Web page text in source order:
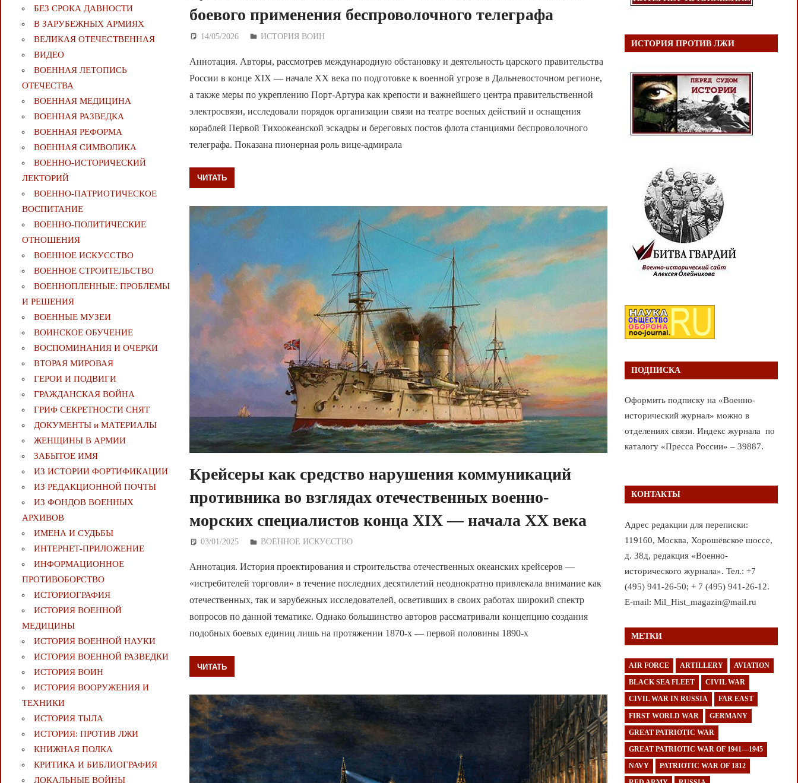
боевого применения беспроволочного телеграфа
14/05/2026 Дежурный по Редакции
ИСТОРИЯ ВОИН
Аннотация. Авторы, рассмотрев международную обстановку и деятельность царского правительства
России в конце XIX — начале XX века по подготовке к военной угрозе в Дальневосточном регионе,
а также меры по укреплению Порт-Артура как крепости и важнейшего центра правительственной
электросвязи, исследовали порядок организации связи на театре военых действий и оснащения
кораблей Первой Тихоокеанской эскадры и береговых постов флота станциями беспроволочного
телеграфа. Показана пионерная роль вице-адмирала
ЧИТАТЬ
Крейсеры как средство нарушения коммуникаций
противника во взглядах отечественных военно-
морских специалистов конца XIX — начала ХХ века
03/01/2025 Дежурный по Редакции
ВОЕННОЕ ИСКУССТВО
Аннотация. История проектирования и строительства отечественных океанских крейсеров —
«истребителей торговли» в течение последних десятилетий неоднократно привлекала внимание как
отечественных, так и зарубежных исследователей, осветивших в своих работах широкий спектр
вопросов по данной тематике. Однако большинство авторов рассматривали концепцию создания
подобных боевых единиц лишь на протяжении 1870-х — первой половины 1890-х
ЧИТАТЬ
БЕЗ СРОКА ДАВНОСТИ
В ЗАРУБЕЖНЫХ АРМИЯХ
ВЕЛИКАЯ ОТЕЧЕСТВЕННАЯ
ВИДЕО
ВОЕННАЯ ЛЕТОПИСЬ
ОТЕЧЕСТВА
ВОЕННАЯ МЕДИЦИНА
ВОЕННАЯ РАЗВЕДКА
ВОЕННАЯ РЕФОРМА
ВОЕННАЯ СИМВОЛИКА
ВОЕННО-ИСТОРИЧЕСКИЙ
ЛЕКТОРИЙ
ВОЕННО-ПАТРИОТИЧЕСКОЕ
ВОСПИТАНИЕ
ВОЕННО-ПОЛИТИЧЕСКИE
ОТНОШЕНИЯ
ВОЕННОЕ ИСКУССТВО
ВОЕННОЕ СТРОИТЕЛЬСТВО
ВОЕННОПЛЕННЫЕ: ПРОБЛЕМЫ
И РЕШЕНИЯ
ВОЕННЫЕ МУЗЕИ
ВОИНСКОЕ ОБУЧЕНИЕ
ВОСПОМИНАНИЯ И ОЧЕРКИ
ВТОРАЯ МИРОВАЯ
ГЕРОИ И ПОДВИГИ
ГРАЖДАНСКАЯ ВОЙНА
ГРИФ СЕКРЕТНОСТИ СНЯТ
ДОКУМЕНТЫ и МАТЕРИАЛЫ
ЖЕНЩИНЫ В АРМИИ
ЗАБЫТОЕ ИМЯ
ИЗ ИСТОРИИ ФОРТИФИКАЦИИ
ИЗ РЕДАКЦИОННОЙ ПОЧТЫ
ИЗ ФОНДОВ ВОЕННЫХ
АРХИВОВ
ИМЕНА И СУДЬБЫ
ИНТЕРНЕТ-ПРИЛОЖЕНИЕ
ИНФОРМАЦИОННОЕ
ПРОТИВОБОРСТВО
ИСТОРИОГРАФИЯ
ИСТОРИЯ ВОЕННОЙ
МЕДИЦИНЫ
ИСТОРИЯ ВОЕННОЙ НАУКИ
ИСТОРИЯ ВОЕННОЙ РАЗВЕДКИ
ИСТОРИЯ ВОИН
ИСТОРИЯ ВООРУЖЕНИЯ И
ТЕХНИКИ
ИСТОРИЯ ТЫЛА
ИСТОРИЯ: ПРОТИВ ЛЖИ
КНИЖНАЯ ПОЛКА
КРИТИКА И БИБЛИОГРАФИЯ
ЛОКАЛЬНЫЕ ВОЙНЫ
ИСТОРИЯ ПРОТИВ ЛЖИ
ПОДПИСКА
Оформить подписку на «Военно-
исторический журнал» можно в
отделениях связи. Индекс журнала по
каталогу «Пресса России» – 39887.
КОНТАКТЫ
Адрес редакции для переписки:
119160, Москва, Хорошёвское шоссе,
д. 38д, редакция «Военно-
исторического журнала». Тел.: +7
(495) 941-26-50; + 7 (495) 941-26-12.
E-mail: Mil_Hist_magazin@mail.ru
МЕТКИ
AIR FORCE ARTILLERY AVIATION
BLACK SEA FLEET CIVIL WAR
CIVIL WAR IN RUSSIA FAR EAST
FIRST WORLD WAR GERMANY
GREAT PATRIOTIC WAR
GREAT PATRIOTIC WAR OF 1941—1945
NAVY PATRIOTIC WAR OF 1812